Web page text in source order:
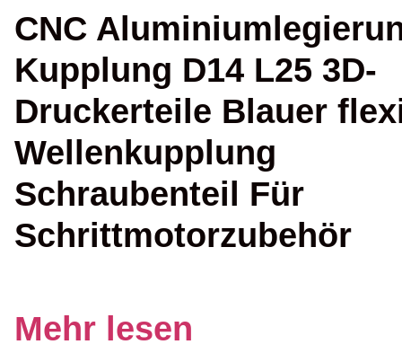
CNC
Kupplung D14 L25 3D-
Druckerteile Blauer
Wellenkupplung
Schraubenteil Für
Schrittmotorzubehör
Mehr lesen